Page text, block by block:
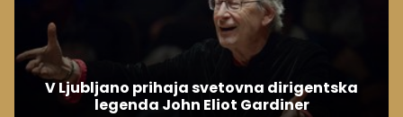
V Ljubljano prihaja svetovna dirigentska
legenda John Eliot Gardiner